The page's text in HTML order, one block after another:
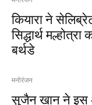
कियारा ने
सिद्धार्थ मल्होत्रा
बर्थडे
मनोरंजन
सुजैन खान ने इस